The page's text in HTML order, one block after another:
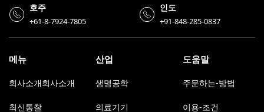
호주
+61-8-7924-7805
인도
+91-848-285-0837
메뉴
회사소개회사소개
최신통찰
산업
생명공학
의료기기
도움말
주문하는-방법
이용-조건